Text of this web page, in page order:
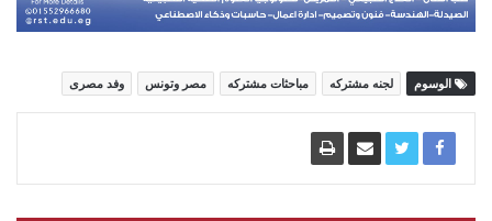
الوسوم لجنه مشتركه مباحثات مشتركه مصر وتونس وفد مصرى